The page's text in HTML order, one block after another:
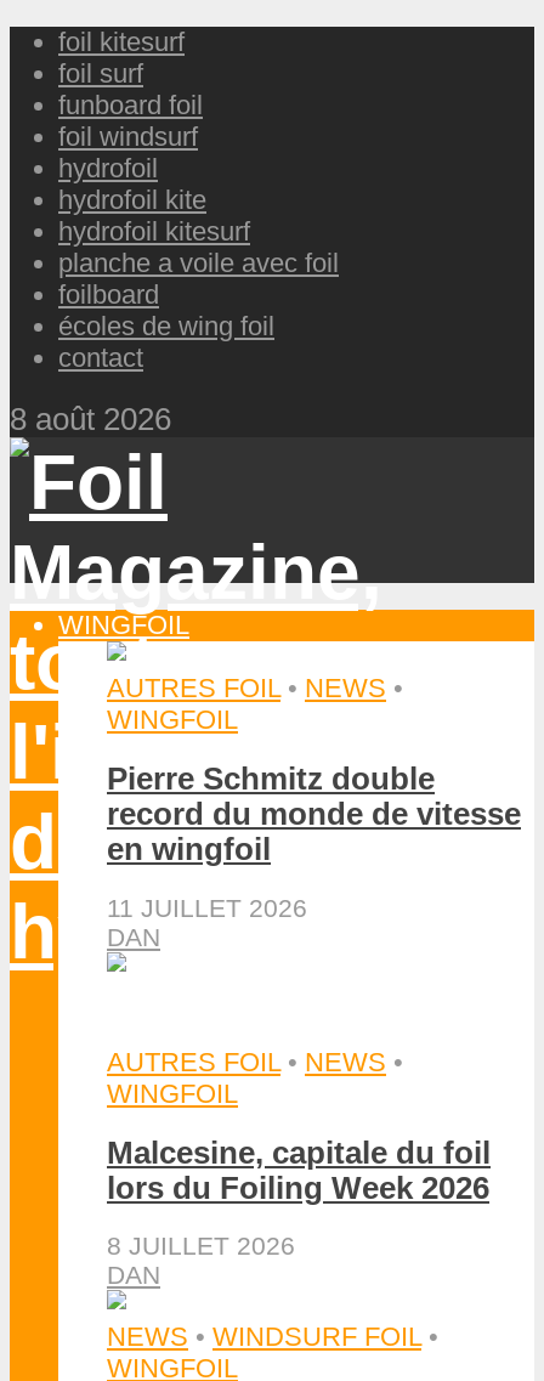
foil kitesurf
foil surf
funboard foil
foil windsurf
hydrofoil
hydrofoil kite
hydrofoil kitesurf
planche a voile avec foil
foilboard
écoles de wing foil
contact
8 août 2026
WINGFOIL
AUTRES FOIL • NEWS •
WINGFOIL
Pierre Schmitz double
record du monde de vitesse
en wingfoil
11 JUILLET 2026
DAN
AUTRES FOIL • NEWS •
WINGFOIL
Malcesine, capitale du foil
lors du Foiling Week 2026
8 JUILLET 2026
DAN
NEWS • WINDSURF FOIL •
WINGFOIL